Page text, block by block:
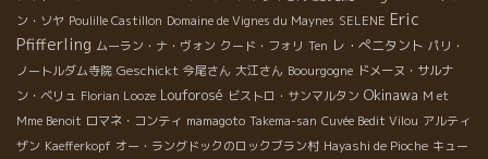
ン・ソヤ Poulille Castillon Domaine de Vignes du Maynes SELENE Eric
Pfifferling ムーラン・ナ・ヴォン クード・フォリ Ten レ・ぺニタント パリ・
ノートルダム寺院 Geschickt 今尾さん 大江さん Boourgogne ドメーヌ・サルナ
ン・ベリュ Florian Looze Louforosé ビストロ・サンマルタン Okinawa M et
Mme Benoit ロマネ・コンティ mamagoto Takema-san Cuvée Bedit Vilou アルティ
ザン Kaefferkopf オー・ラングドックのロックブラン村 Hayashi de Pioche キュー